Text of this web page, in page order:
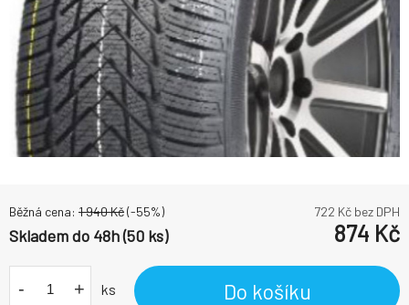
Běžná cena: 1 940Kč(-55%) 722 Kč bez DPH
Skladem do 48h (50 ks) 874 Kč
- + ks Do košíku